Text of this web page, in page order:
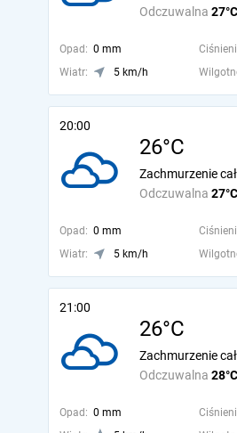
Odczuwalna 27°C
Opad: 0 mm
Wiatr:
5 km/h
20:00
26°C
Odczuwalna 27°C
Zachmurzenie
Opad: 0 mm
Wiatr:
5 km/h
21:00
26°C
Odczuwalna 28°C
Zachmurzenie
Opad: 0 mm